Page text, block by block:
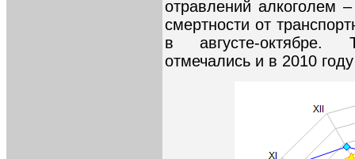
отравлений алкоголем
смертности от
в августе-октябре.
отмечались и в 2010